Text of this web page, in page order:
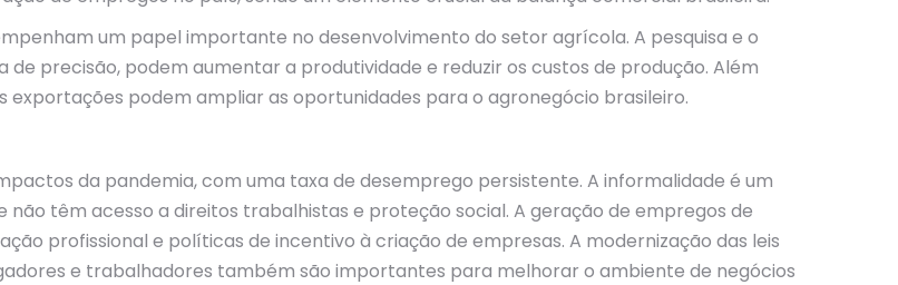
um papel importante no desenvolvimento do setor agrícola. A pesquisa e o
precisão, podem aumentar a produtividade e reduzir os custos de produção. Além
exportações podem ampliar as oportunidades para o agronegócio brasileiro.
da pandemia, com uma taxa de desemprego persistente. A informalidade é um
têm acesso a direitos trabalhistas e proteção social. A geração de empregos de
profissional e políticas de incentivo à criação de empresas. A modernização das leis
e trabalhadores também são importantes para melhorar o ambiente de negócios